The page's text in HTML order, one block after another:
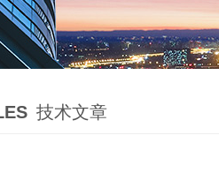
技术文章